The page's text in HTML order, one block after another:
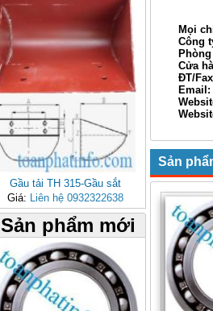
Gầu tải TH 315-Gầu sắt
Giá:
Liên hệ 0932322638
Sản phẩm mới
Mọi
Công ty
Phòng
Cửa
ĐT/Fax:
Email:
Xin
Sản